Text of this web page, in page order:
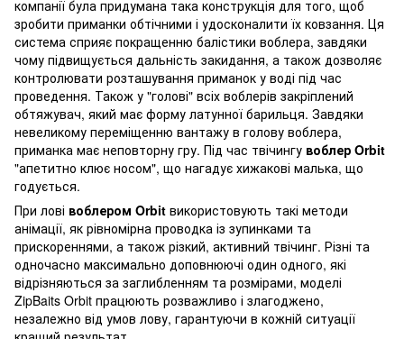
компанії була придумана така конструкція для того, щоб
зробити приманки обтічними і удосконалити їх ковзання. Ця
система сприяє покращенню балістики воблера, завдяки
чому підвищується дальність закидання, а також дозволяє
контролювати розташування приманок у воді під час
проведення. Також у "голові" всіх воблерів закріплений
обтяжувач, який має форму латунної барильця. Завдяки
невеликому переміщенню вантажу в голову воблера,
приманка має неповторну гру. Під час твічингу воблер Orbit
"апетитно клює носом", що нагадує хижакові малька, що
годується.
При лові воблером Orbit використовують такі методи
анімації, як рівномірна проводка із зупинками та
прискореннями, а також різкий, активний твічинг. Різні та
одночасно максимально доповнюючі один одного, які
відрізняються за заглибленням та розмірами, моделі
ZipBaits Orbit працюють розважливо і злагоджено,
незалежно від умов лову, гарантуючи в кожній ситуації